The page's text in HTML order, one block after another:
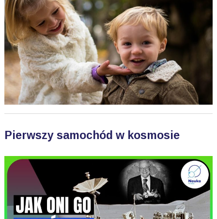
Pierwszy samochód w kosmosie